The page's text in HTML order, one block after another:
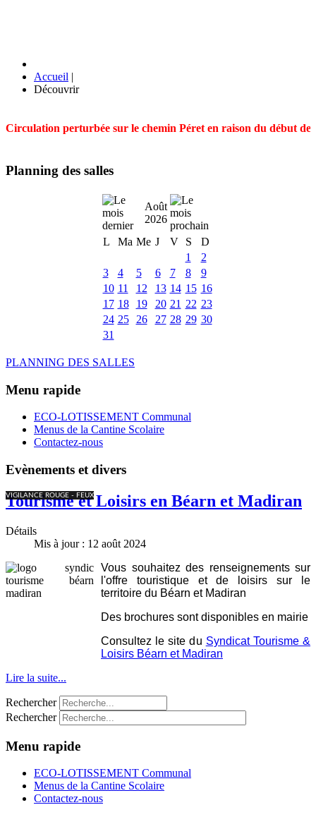
Accueil |
Découvrir
Circulation perturbée sur le chemin Péret en raison du début
Planning des salles
Août
2026
L
Ma Me J V S
D
1
2
3
4 5 6 7 8
9
10 11 12 13 14 15 16
17 18 19 20 21 22 23
24 25 26 27 28 29 30
31
PLANNING DES SALLES
Menu rapide
ECO-LOTISSEMENT Communal
Menus de la Cantine Scolaire
Contactez-nous
Evènements et divers
VIGILANCE ROUGE - FEUX
Tourisme et Loisirs en Béarn et Madiran
Détails
Mis à jour : 12 août 2024
Vous souhaitez des renseignements sur
l'offre touristique et de loisirs sur le
territoire du Béarn et Madiran
Des brochures sont disponibles en mairie
Consultez le site du Syndicat Tourisme &
Loisirs Béarn et Madiran
Lire la suite...
Rechercher
Rechercher
Menu rapide
ECO-LOTISSEMENT Communal
Menus de la Cantine Scolaire
Contactez-nous